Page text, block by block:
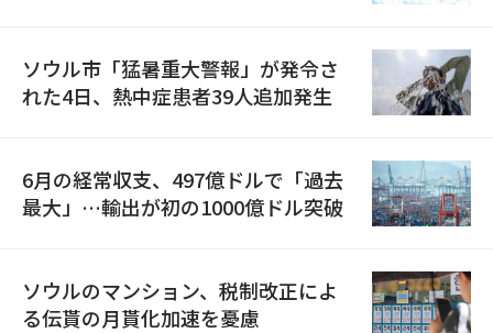
ソウル市「猛暑重大警報」が発令さ
れた4日、熱中症患者39人追加発生
6月の経常収支、497億ドルで「過去
最大」…輸出が初の1000億ドル突破
ソウルのマンション、税制改正によ
る伝貰の月貰化加速を憂慮